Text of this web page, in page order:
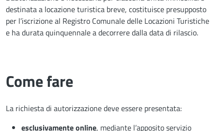
destinata a locazione turistica breve, costituisce presupposto
per l’iscrizione al Registro Comunale delle Locazioni Turistiche
e ha durata quinquennale a decorrere dalla data di rilascio.
Come fare
La richiesta di autorizzazione deve essere presentata:
esclusivamente online, mediante l’apposito servizio